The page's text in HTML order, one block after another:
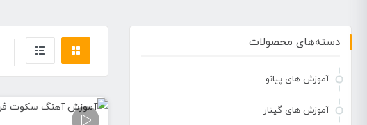
دسته‌های محصولات
آموزش های پیانو
آموزش های گیتار